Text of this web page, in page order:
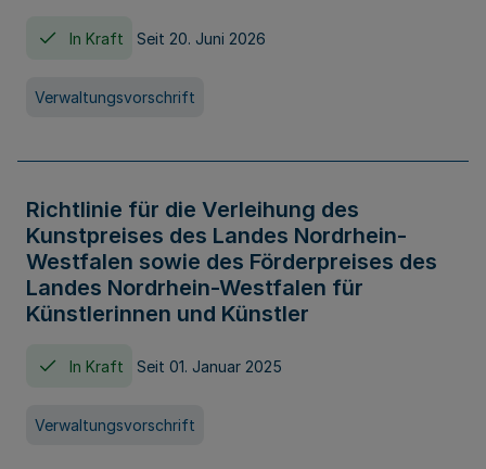
In Kraft Seit 20. Juni 2026
Verwaltungsvorschrift
Richtlinie für die Verleihung des
Kunstpreises des Landes Nordrhein-
Westfalen sowie des Förderpreises des
Landes Nordrhein-Westfalen für
Künstlerinnen und Künstler
In Kraft Seit 01. Januar 2025
Verwaltungsvorschrift